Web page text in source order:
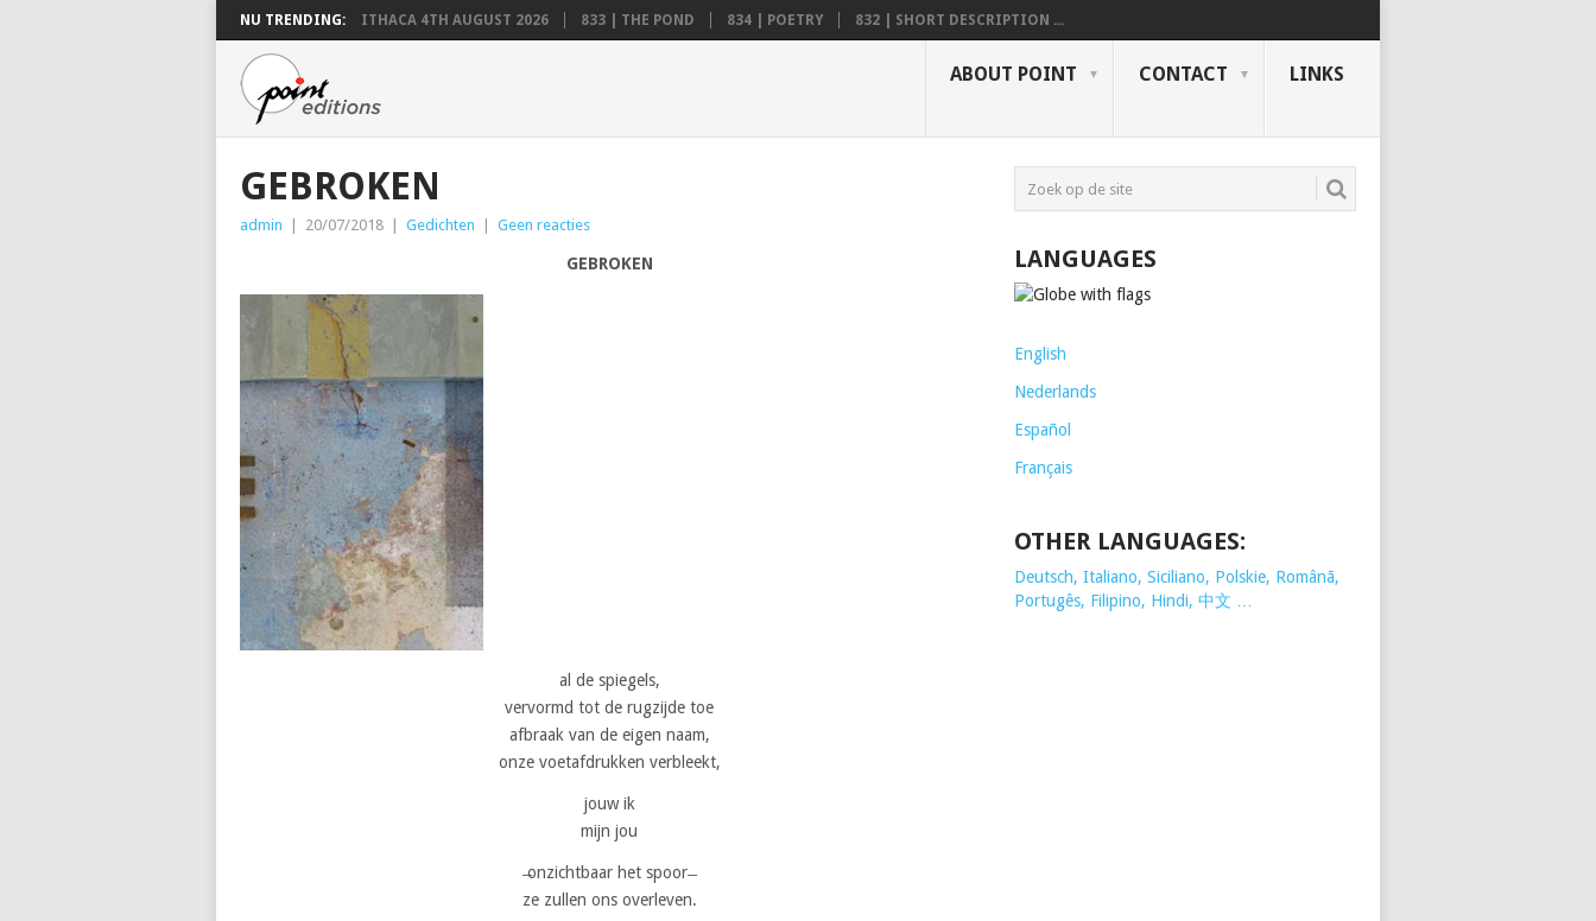
NU TRENDING: ITHACA 4TH AUGUST 2026 833 | THE POND 834 | POETRY 832 | SHORT DESCRIPTION ...
ABOUT POINT CONTACT LINKS
GEBROKEN
admin 20/07/2018 Gedichten Geen reacties
GEBROKEN
al de spiegels,
vervormd tot de rugzijde toe
afbraak van de eigen naam,
onze voetafdrukken verbleekt,
jouw ik
mijn jou
̶onzichtbaar het spoor ̶
ze zullen ons overleven.
LANGUAGES
English
Nederlands
Español
Français
OTHER LANGUAGES:
Deutsch, Italiano, Siciliano, Polskie, Românã,
Portugês, Filipino, Hindi, 中文 …